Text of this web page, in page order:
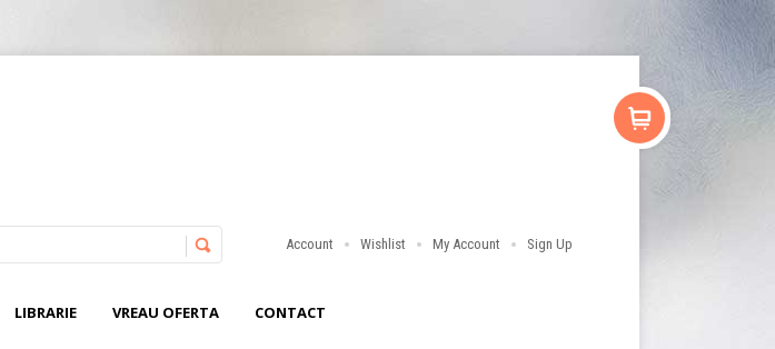
Account Wishlist My Account Sign Up
LIBRARIE VREAU OFERTA CONTACT